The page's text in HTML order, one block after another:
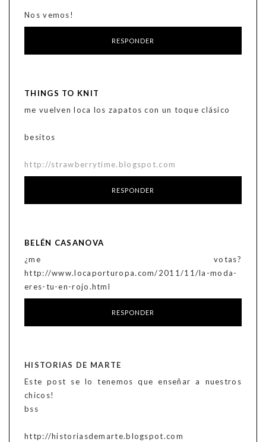
Nos vemos!
RESPONDER
THINGS TO KNIT
me vuelven loca los zapatos con un toque clásico
besitos
http://strawberrytime.blogspot.com
RESPONDER
BELÉN CASANOVA
¿me votas?
http://www.locaporturopa.com/2011/11/la-moda-
eres-tu-en-rojo.html
RESPONDER
HISTORIAS DE MARTE
Este post se lo tenemos que enseñar a nuestros
chicos!
bss
http://historiasdemarte.blogspot.com